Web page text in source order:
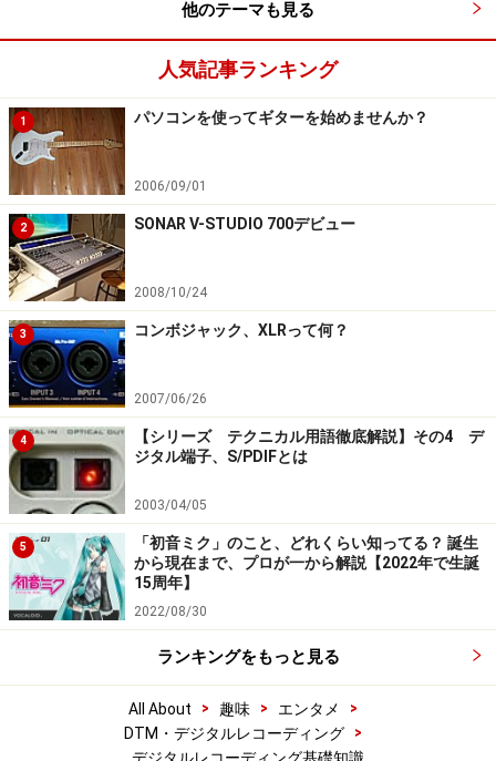
他のテーマも見る
人気記事ランキング
1 パソコンを使ってギターを始めませんか？
2006/09/01
2 SONAR V-STUDIO 700デビュー
2008/10/24
3 コンボジャック、XLRって何？
2007/06/26
4
【シリーズ テクニカル用語徹底解説】その4 デ
ジタル端子、S/PDIFとは
2003/04/05
5
「初音ミク」のこと、どれくらい知ってる？ 誕生
から現在まで、プロが一から解説【2022年で生誕
15周年】
2022/08/30
ランキングをもっと見る
All About > 趣味 > エンタメ
>
DTM・デジタルレコーディング
>